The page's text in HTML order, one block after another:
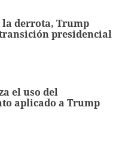
la derrota, Trump
presidencial
el uso del
aplicado a Trump